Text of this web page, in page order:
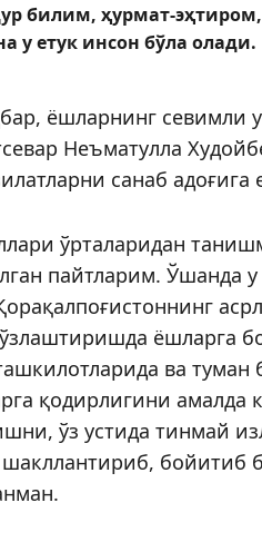
билим, ҳурмат-
етук инсон бўла олади.
ёшларнинг севимли
Неъматулла
санаб адоғига
ўрталаридан
пайтларим. Ўшанда
ёшларга
ва
қодирлигини амалда
ўз устида тинмай
бойитиб